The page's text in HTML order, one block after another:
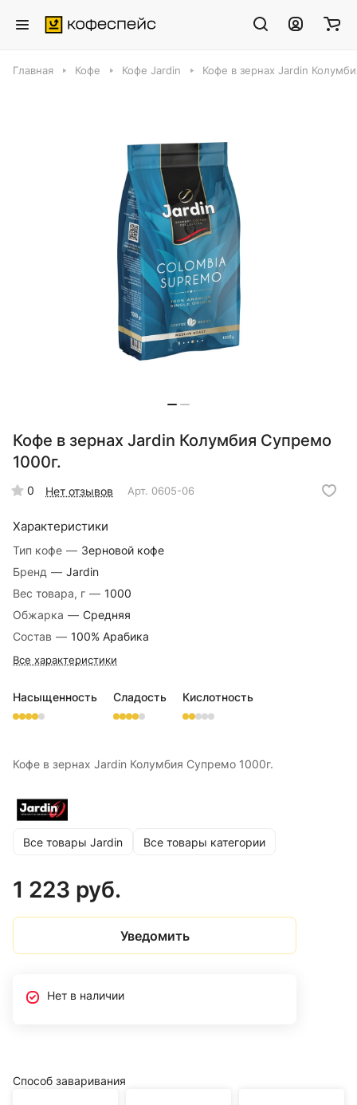
Главная Кофе Кофе Jardin Кофе в зернах Jardin
Кофе в зернах Jardin Колумбия Супремо
1000г.
0 Нет отзывов Арт. 0605-06
Характеристики
Тип кофе — Зерновой кофе
Бренд — Jardin
Вес товара, г — 1000
Обжарка — Средняя
Состав — 100% Арабика
Все характеристики
Насыщенность Сладость Кислотность
Кофе в зернах Jardin Колумбия Супремо 1000г.
Все товары Jardin Все товары категории
1 223 руб.
Уведомить
Нет в наличии
Способ заваривания